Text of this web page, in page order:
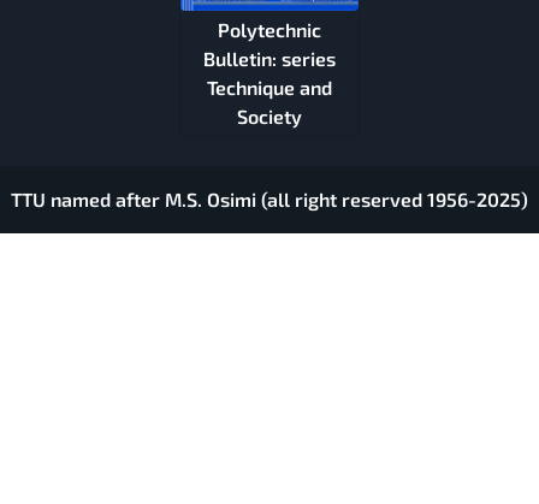
Polytechnic
Bulletin: series
Technique and
Society
TTU named after M.S. Osimi (all right reserved 1956-2025)